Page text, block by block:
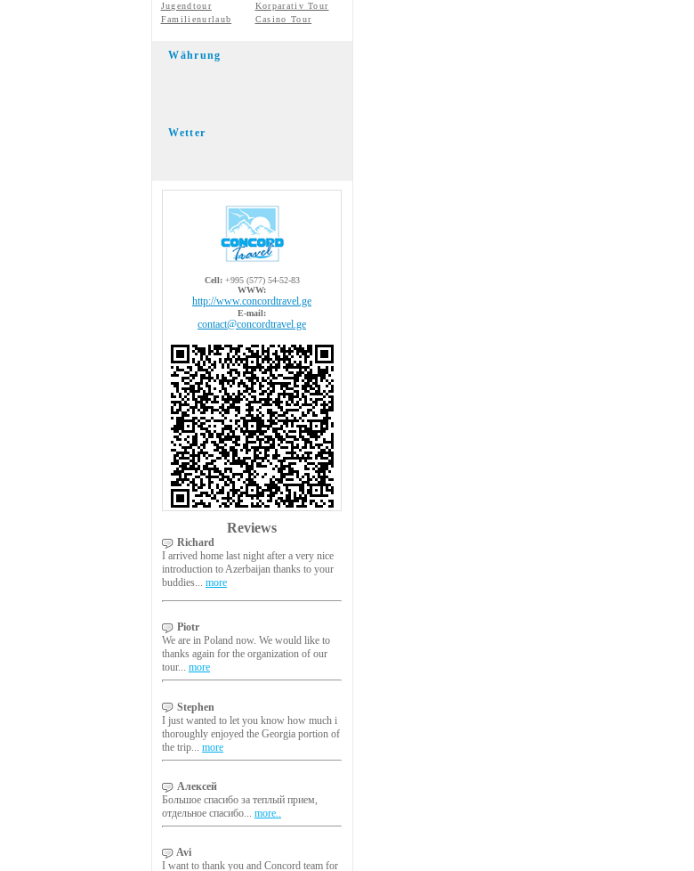
Jugendtour
Korparativ Tour
Familienurlaub
Casino Tour
Währung
Wetter
Cell:+995 (577) 54-52-83
WWW:
http://www.concordtravel.ge
E-mail:
contact@concordtravel.ge
Reviews
Richard
I arrived home last night after a very nice
introduction to Azerbaijan thanks to your
buddies... more
Piotr
We are in Poland now. We would like to
thanks again for the organization of our
tour... more
Stephen
I just wanted to let you know how much i
thoroughly enjoyed the Georgia portion of
the trip... more
Алексей
Большое спасибо за теплый прием,
отдельное спасибо... more..
Avi
I want to thank you and Concord team for